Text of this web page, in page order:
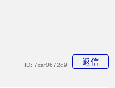
返信
ID: 7caf0672d9